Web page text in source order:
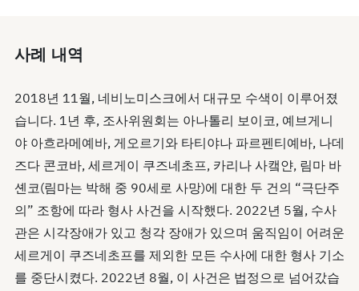
사례 내역
2018년 11월, 네비노미스크에서 대규모 수색이 이루어졌
습니다. 1년 후, 조사위원회는 아나톨리 보이코, 예브게니
야 아흐라메예바, 게오르기와 타티야나 파르펜티예바, 나데
즈다 콘코바, 세르게이 쿠즈네초프, 카리나 사캨얀, 림마 바
셴코(림마는 박해 중 90세로 사망)에 대한 두 건의 “극단주
의” 조항에 따라 형사 사건을 시작했다. 2022년 5월, 수사
관은 시각장애가 있고 청각 장애가 있으며 움직임이 어려운
세르게이 쿠즈네초프를 제외한 모든 수사에 대한 형사 기소
를 중단시켰다. 2022년 8월, 이 사건은 법정으로 넘어갔습